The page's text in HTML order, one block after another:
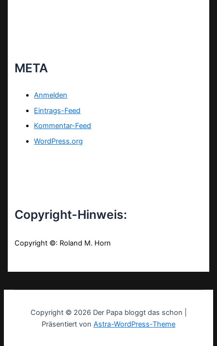
META
Anmelden
Eintrags-Feed
Kommentar-Feed
WordPress.org
Copyright-Hinweis:
Copyright ©: Roland M. Horn
Copyright © 2026 Der Papa bloggt das schon |
Präsentiert von Astra-WordPress-Theme